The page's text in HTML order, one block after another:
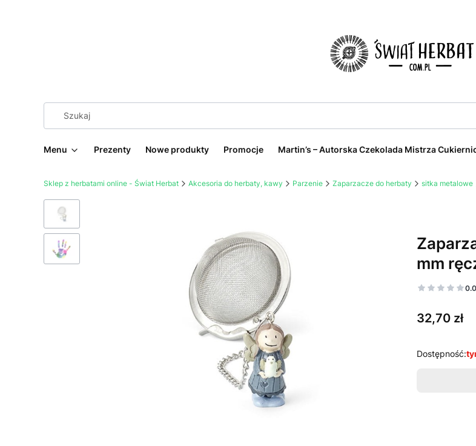
Menu Prezenty Nowe produkty Promocje Martin’s – Autorska Czekolada Mistrza
Sklep z herbatami online - Świat Herbat Akcesoria do herbaty, kawy Parzenie Zaparzacze do herbaty sitka metalowe
mm
Cena
32,70 zł
Dostępność: